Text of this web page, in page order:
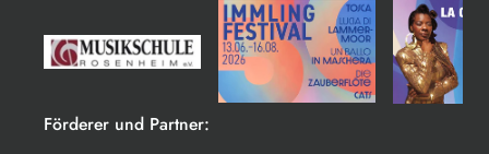
Förderer und Partner: